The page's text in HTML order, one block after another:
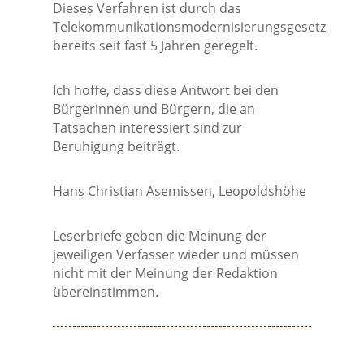
Dieses Verfahren ist durch das
Telekommunikationsmodernisierungsgesetz
bereits seit fast 5 Jahren geregelt.
Ich hoffe, dass diese Antwort bei den
Bürgerinnen und Bürgern, die an
Tatsachen interessiert sind zur
Beruhigung beiträgt.
Hans Christian Asemissen, Leopoldshöhe
Leserbriefe geben die Meinung der
jeweiligen Verfasser wieder und müssen
nicht mit der Meinung der Redaktion
übereinstimmen.